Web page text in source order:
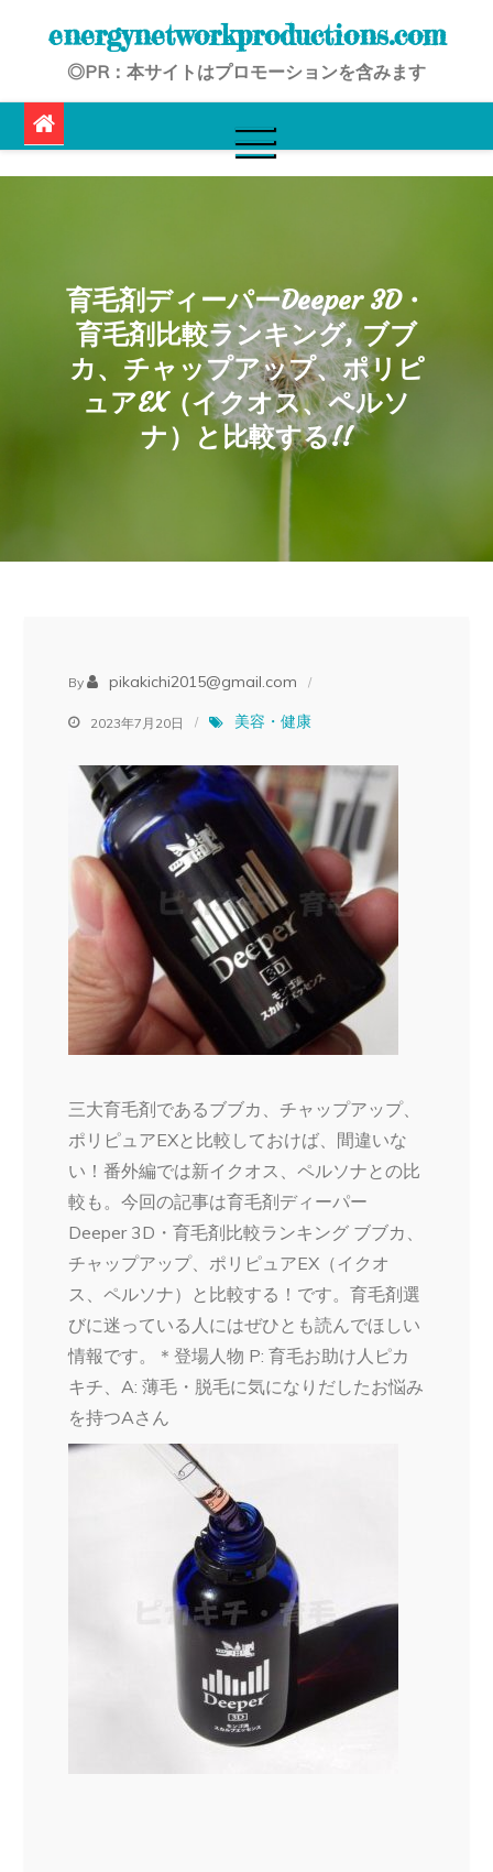
energynetworkproductions.com
◎PR：本サイトはプロモーションを含みます
育毛剤ディーパーDeeper 3D・
育毛剤比較ランキング, ブブ
カ、チャップアップ、ポリピ
ュアEX（イクオス、ペルソ
ナ）と比較する!!
By pikakichi2015@gmail.com
2023年7月20日 美容・健康
三大育毛剤であるブブカ、チャップアップ、
ポリピュアEXと比較しておけば、間違いな
い！番外編では新イクオス、ペルソナとの比
較も。今回の記事は育毛剤ディーパー
Deeper 3D・育毛剤比較ランキング ブブカ、
チャップアップ、ポリピュアEX（イクオ
ス、ペルソナ）と比較する！です。育毛剤選
びに迷っている人にはぜひとも読んでほしい
情報です。＊登場人物 P: 育毛お助け人ピカ
キチ、A: 薄毛・脱毛に気になりだしたお悩み
を持つAさん